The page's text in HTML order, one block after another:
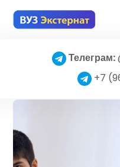
Телеграм:
+7